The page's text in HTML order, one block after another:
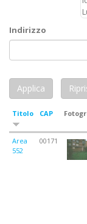
Indirizzo
Titolo CAP
Area
552
00171